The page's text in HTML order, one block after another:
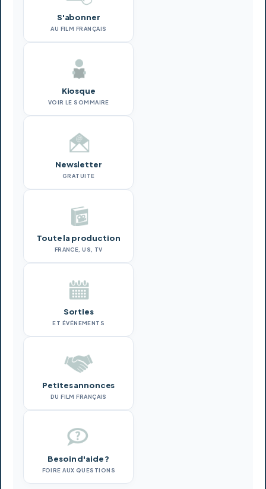
S'abonner
AU FILM FRANÇAIS
Kiosque
VOIR LE SOMMAIRE
Newsletter
GRATUITE
Toute la production
FRANCE, US, TV
Sorties
ET ÉVÉNEMENTS
Petites annonces
DU FILM FRANÇAIS
Besoin d'aide ?
FOIRE AUX QUESTIONS